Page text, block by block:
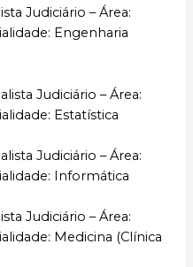
Judiciário – Área:
Engenharia
Judiciário – Área:
Estatística
Judiciário – Área:
Informática
Judiciário – Área:
Medicina (Clínica